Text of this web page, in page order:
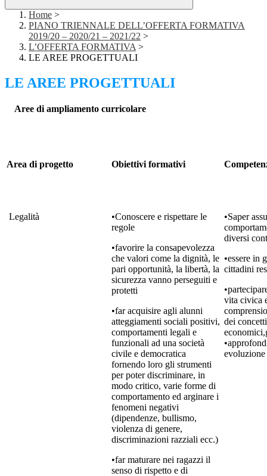
Home >
PIANO TRIENNALE DELL’OFFERTA FORMATIVA
2019/20 – 2020/21 – 2021/22 >
L’OFFERTA FORMATIVA >
LE AREE PROGETTUALI
LE AREE PROGETTUALI
Aree di ampliamento curricolare
Area di progetto Obiettivi formativi
Legalità
•Conoscere e rispettare le
regole
•favorire la consapevolezza
che valori come la dignità, le
pari opportunità, la libertà, la
sicurezza vanno perseguiti e
protetti
•far acquisire agli alunni
atteggiamenti sociali positivi,
comportamenti legali e
funzionali ad una società
civile e democratica
fornendo loro gli strumenti
per poter discriminare, in
modo critico, varie forme di
comportamento ed arginare i
fenomeni negativi
(dipendenze, bullismo,
violenza di genere,
discriminazioni razziali ecc.)
•far maturare nei ragazzi il
senso di rispetto e di
•Saper
diversi
•essere in
cittadini
vita civica
dei